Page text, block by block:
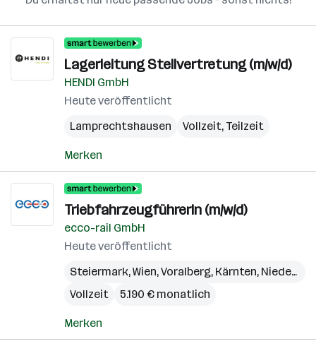
Lagerleitung Stellvertretung (m/w/d)
HENDI GmbH
Heute veröffentlicht
Lamprechtshausen
Vollzeit, Teilzeit
Merken
TriebfahrzeugführerIn (m/w/d)
ecco-rail GmbH
Heute veröffentlicht
Steiermark,Wien,Voralberg, Kärnten, Niederösterreich
Vollzeit
5.190 € monatlich
Merken